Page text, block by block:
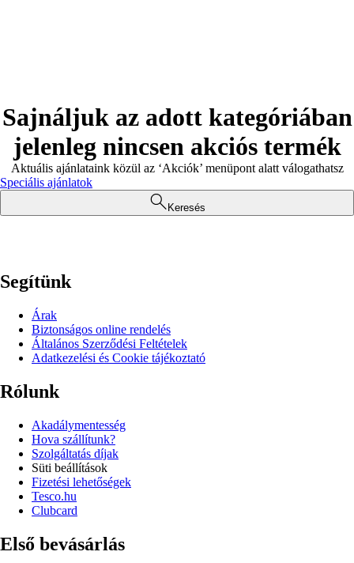
Sajnáljuk az adott kategóriában
jelenleg nincsen akciós termék
Aktuális ajánlataink közül az ‘Akciók’ menüpont alatt válogathatsz
Speciális ajánlatok
Keresés
Segítünk
Árak
Biztonságos online rendelés
Általános Szerződési Feltételek
Adatkezelési és Cookie tájékoztató
Rólunk
Akadálymentesség
Hova szállítunk?
Szolgáltatás díjak
Süti beállítások
Fizetési lehetőségek
Tesco.hu
Clubcard
Első bevásárlás